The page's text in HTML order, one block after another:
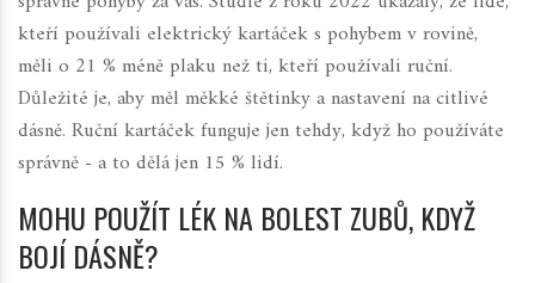
kteří používali elektrický kartáček s pohybem v rovině,
měli o 21 % méně plaku než ti, kteří používali ruční.
Důležité je, aby měl měkké štětinky a nastavení na citlivé
dásně. Ruční kartáček funguje jen tehdy, když ho používáte
správně - a to dělá jen 15 % lidí.
MOHU POUŽÍT LÉK NA BOLEST ZUBŮ, KDYŽ
BOJÍ DÁSNĚ?